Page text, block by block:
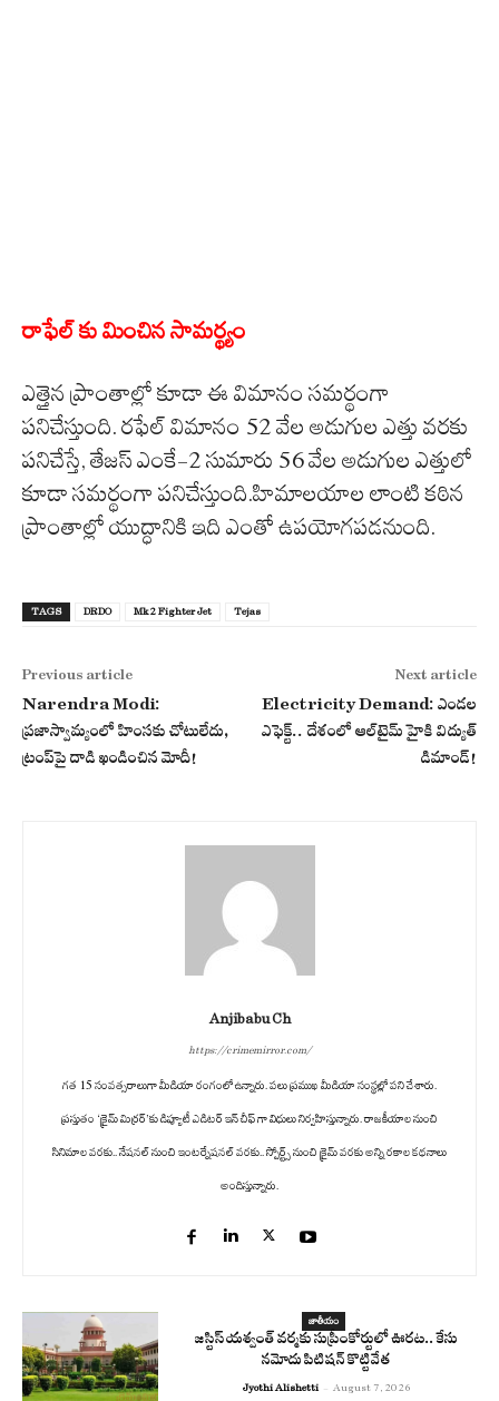
రాఫేల్ కు మించిన సామర్థ్యం
ఎత్తైన ప్రాంతాల్లో కూడా ఈ విమానం సమర్థంగా
పనిచేస్తుంది. రఫేల్‌ విమానం 52 వేల అడుగుల ఎత్తు వరకు
పనిచేస్తే, తేజస్‌ ఎంకే-2 సుమారు 56 వేల అడుగుల ఎత్తులో
కూడా సమర్థంగా పనిచేస్తుంది.హిమాలయాల లాంటి కఠిన
ప్రాంతాల్లో యుద్ధానికి ఇది ఎంతో ఉపయోగపడనుంది.
TAGS DRDO Mk2 Fighter Jet Tejas
Previous article
Narendra Modi:
ప్రజాస్వామ్యంలో హింసకు చోటులేదు,
ట్రంప్‌పై దాడి ఖండించిన మోదీ!
Next article
Electricity Demand: ఎండల
ఎఫెక్ట్.. దేశంలో ఆల్‌టైమ్ హైకి విద్యుత్
డిమాండ్!
Anjibabu Ch
https://crimemirror.com/
గత 15 సంవత్సరాలుగా మీడియా రంగంలో ఉన్నారు. పలు ప్రముఖ మీడియా సంస్థల్లో పని చేశారు.
ప్రస్తుతం ‘క్రైమ్ మిర్రర్’కు డిప్యూటీ ఎడిటర్ ఇన్ చీఫ్ గా విధులు నిర్వహిస్తున్నారు. రాజకీయాల నుంచి
సినిమాల వరకు.. నేషనల్ నుంచి ఇంటర్నేషనల్ వరకు.. స్పోర్ట్స్ నుంచి క్రైమ్ వరకు అన్ని రకాల కథనాలు
అందిస్తున్నారు.
జాతీయం
జస్టిస్ యశ్వంత్ వర్మకు సుప్రీంకోర్టులో ఊరట.. కేసు
నమోదు పిటిషన్ కొట్టివేత
Jyothi Alishetti - August 7, 2026